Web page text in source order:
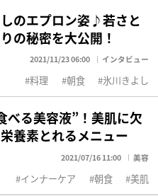
のエプロン姿♪若さと
の秘密を大公開！
2021/11/23 06:00 インタビュー
料理 朝食 氷川きよし
べる美容液”！美肌に欠
養素とれるメニュー
2021/07/16 11:00 美容
インナーケア 朝食 美肌